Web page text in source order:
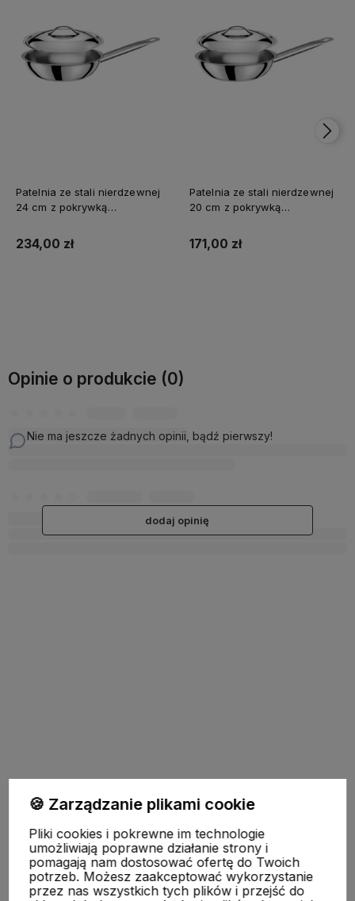
Patelnia ze stali nierdzewnej
24 cm z pokrywką
234,00 zł
Patelnia ze stali nierdzewnej
20 cm z pokrywką
171,00 zł
Opinie o produkcie (0)
Nie ma jeszcze żadnych opinii, bądź pierwszy!
dodaj opinię
Pomoc
Moje konto
🍪 Zarządzanie plikami cookie
Pliki cookies i pokrewne im technologie
umożliwiają poprawne działanie strony i
pomagają nam dostosować ofertę do Twoich
potrzeb. Możesz zaakceptować wykorzystanie
przez nas wszystkich tych plików i przejść do